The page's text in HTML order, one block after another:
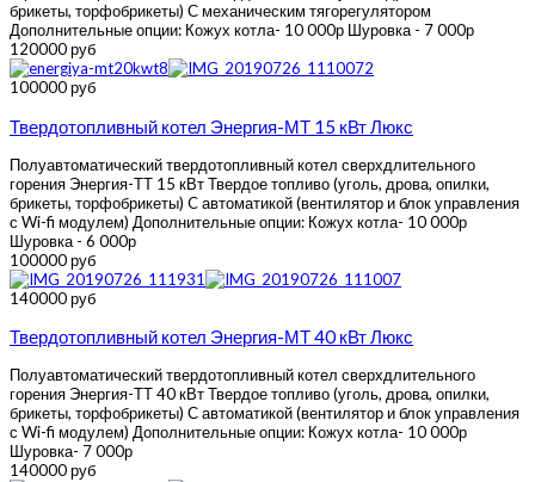
брикеты, торфобрикеты) С механическим тягорегулятором
Дополнительные опции: Кожух котла- 10 000р Шуровка - 7 000р
120000 руб
100000 руб
Твердотопливный котел Энергия-МТ 15 кВт Люкс
Полуавтоматический твердотопливный котел сверхдлительного
горения Энергия-ТТ 15 кВт Твердое топливо (уголь, дрова, опилки,
брикеты, торфобрикеты) C автоматикой (вентилятор и блок управления
с Wi-fi модулем) Дополнительные опции: Кожух котла- 10 000р
Шуровка - 6 000р
100000 руб
140000 руб
Твердотопливный котел Энергия-МТ 40 кВт Люкс
Полуавтоматический твердотопливный котел сверхдлительного
горения Энергия-ТТ 40 кВт Твердое топливо (уголь, дрова, опилки,
брикеты, торфобрикеты) С автоматикой (вентилятор и блок управления
с Wi-fi модулем) Дополнительные опции: Кожух котла- 10 000р
Шуровка- 7 000р
140000 руб